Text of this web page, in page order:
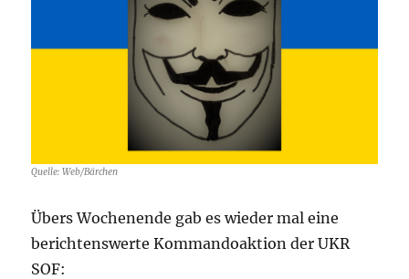
Quelle: Web/Bärchen
Übers Wochenende gab es wieder mal eine
berichtenswerte Kommandoaktion der UKR
SOF: